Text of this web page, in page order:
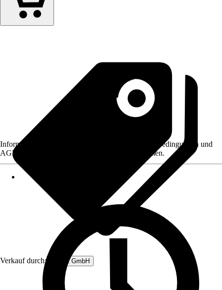
Verkauf durch: Rubart GmbH
Informationen des Verkäufers, wie z. B. Rückgabebedingungen und
AGB, finden Sie bei Klick auf den Verkäufernamen.